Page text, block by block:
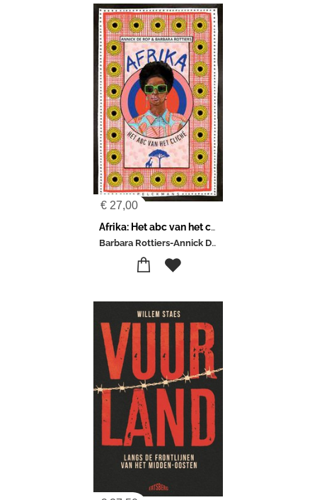
€ 27,00
Afrika: Het abc van het cliché
Barbara Rottiers-Annick De Rop